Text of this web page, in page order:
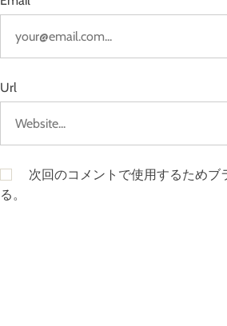
Url
次回のコメントで使用するため
る。